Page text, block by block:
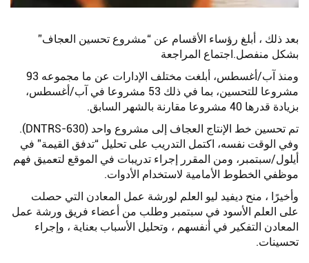
بعد ذلك ، أبلغ رؤساء الأقسام عن “مشروع تحسين العجاف”
بشكل منفصل.اجتماع المراجعة
ومنذ آب/أغسطس، أبلغت مختلف الإدارات عن ما مجموعه 93
مشروعا للتحسين، بما في ذلك 53 مشروعا في آب/أغسطس،
بزيادة قدرها 40 مشروعا مقارنة بالشهر السابق.
تم تحسين خط الإنتاج العجاف إلى مشروع واحد (DNTRS-630).
وفي الوقت نفسه، اكتمل التدريب على تحليل “تدفق القيمة” في
أيلول/سبتمبر، ومن المقرر إجراء تدريبات في الموقع لتعميق فهم
موظفي الخطوط الأمامية لاستخدام الأدوات.
وأخيرًا ، منح ديفيد ليو العلم لورشة عمل المعادن التي حصلت
على العلم الأسود في سبتمبر وطلب من أعضاء فريق ورشة عمل
المعادن التفكير في أنفسهم ، وتحليل الأسباب بعناية ، وإجراء
تحسينات.